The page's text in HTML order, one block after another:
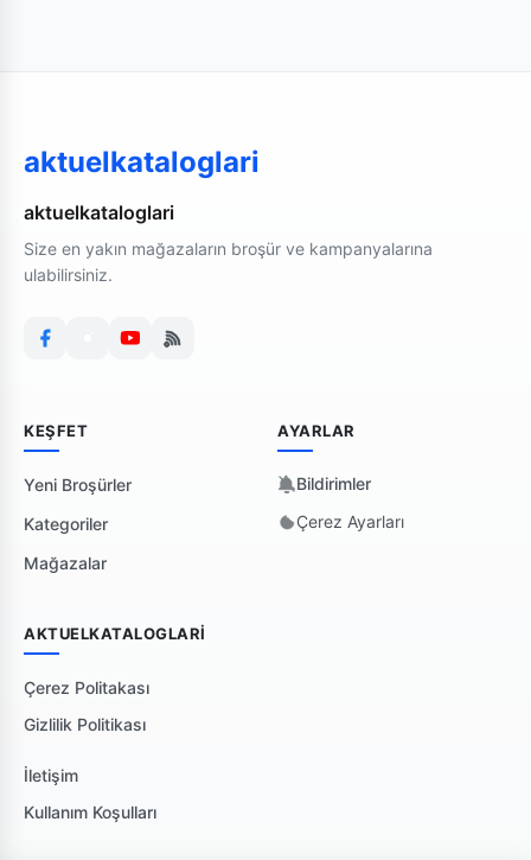
aktuelkataloglari
aktuelkataloglari
Size en yakın mağazaların broşür ve kampanyalarına
ulabilirsiniz.
KEŞFET
Yeni Broşürler
Kategoriler
Mağazalar
AYARLAR
Bildirimler
Çerez Ayarları
AKTUELKATALOGLARI
Çerez Politakası
Gizlilik Politikası
İletişim
Kullanım Koşulları